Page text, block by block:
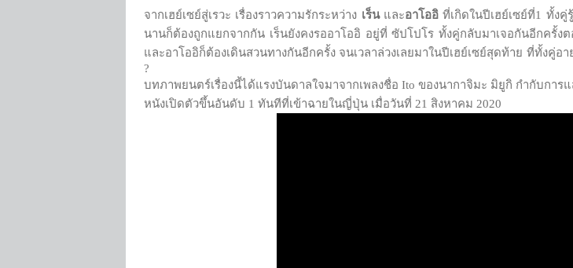
จากเฮย์เซย์สู่เรวะ เรื่องราวความรักระหว่าง เร็นและอาโออิที่เกิดในปีเฮย์เซย์ที่1 ทั้ง
นานก็ต้องถูกแยกจากกัน เร็นยังคงรออาโออิ อยู่ที่ ซัปโปโร ทั้งคู่กลับมาเจอกันอีกครั้ง
และอาโออิก็ต้องเดินสวนทางกันอีกครั้ง จนเวลาล่วงเลยมาในปีเฮย์เซย์สุดท้าย ที่ทั้งคู่
?
บทภาพยนตร์เรื่องนี้ได้แรงบันดาลใจมาจากเพลงชื่อ Ito ของนากาจิมะ มิยูกิ กำกับการแส
หนังเปิดตัวขึ้นอันดับ 1 ทันทีที่เข้าฉายในญี่ปุ่น เมื่อวันที่ 21 สิงหาคม 2020